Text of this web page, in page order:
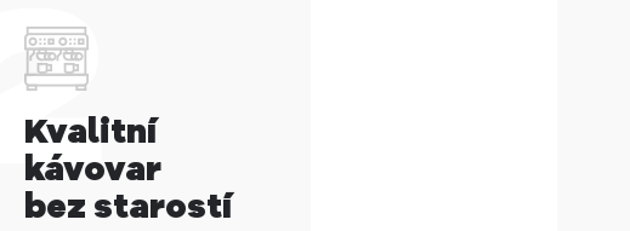
Kvalitní
kávovar
bez starostí